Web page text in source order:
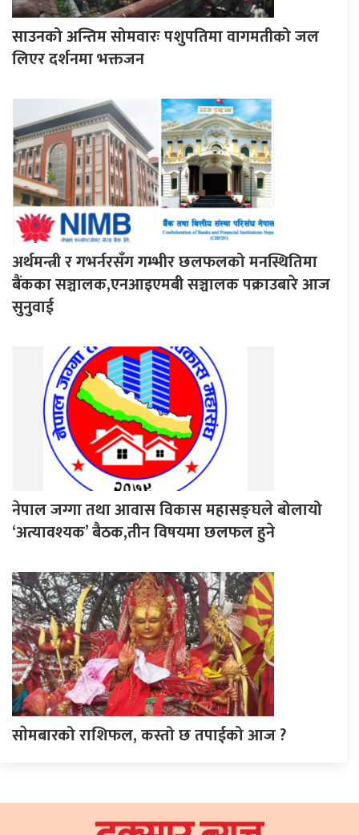
साउनको अन्तिम सोमवारः पशुपतिमा वागमतीको जल
लिएर दर्शनमा भक्तजन
अर्थमन्त्री र गभर्नरसँग गम्भीर छलफलको मनस्थितिमा
बैंकका सञ्चालक,एनआइएमबी सञ्चालक पक्राउबारे आज
सुनुवाई
नेपाल जग्गा तथा आवास विकास महासङ्घले बोलायो
‘अत्यावश्यक’ बैठक,तीन विषयमा छलफल हुने
साेमबारको राशिफल, कस्तो छ तपाईको आज ?